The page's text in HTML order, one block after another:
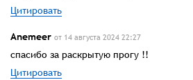
Цитировать
Anemeer от 14 августа 2024 22:27
спасибо за раскрытую прогу !!
Цитировать